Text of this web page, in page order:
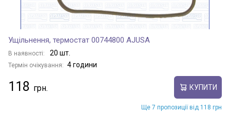
Ущільнення, термостат 00744800 AJUSA
В наявності: 20 шт.
Термін очікування: 4 години
118 КУПИТИ
Ще 7 пропозиції від 118 грн